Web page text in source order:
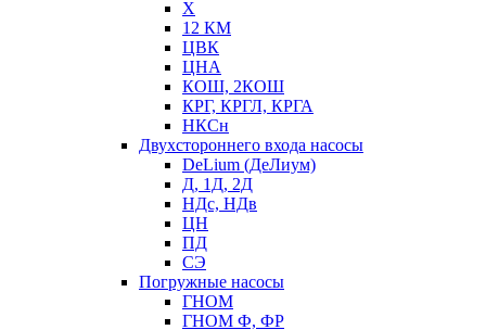
Х
12 КМ
ЦВК
ЦНА
КОШ, 2КОШ
КРГ, КРГЛ, КРГА
НКСн
Двухстороннего входа насосы
DeLium (ДеЛиум)
Д, 1Д, 2Д
НДс, НДв
ЦН
ПД
СЭ
Погружные насосы
ГНОМ
ГНОМ Ф, ФР